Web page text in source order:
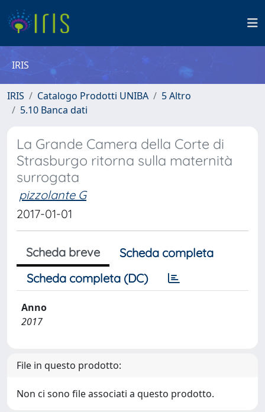
IRIS
IRIS Catalogo Prodotti UNIBA
5 Altro
5.10 Banca dati
La Grande Camera della Corte di
Strasburgo ritorna sulla maternità
surrogata
pizzolante G
2017-01-01
Scheda breve
Scheda completa
Scheda completa (DC)
Anno
2017
File in questo prodotto:
Non ci sono file associati a questo prodotto.